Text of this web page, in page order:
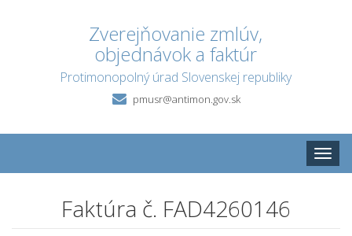
Zverejňovanie zmlúv,
objednávok a faktúr
Protimonopolný úrad Slovenskej republiky
pmusr@antimon.gov.sk
Toggle
Faktúra č. FAD4260146